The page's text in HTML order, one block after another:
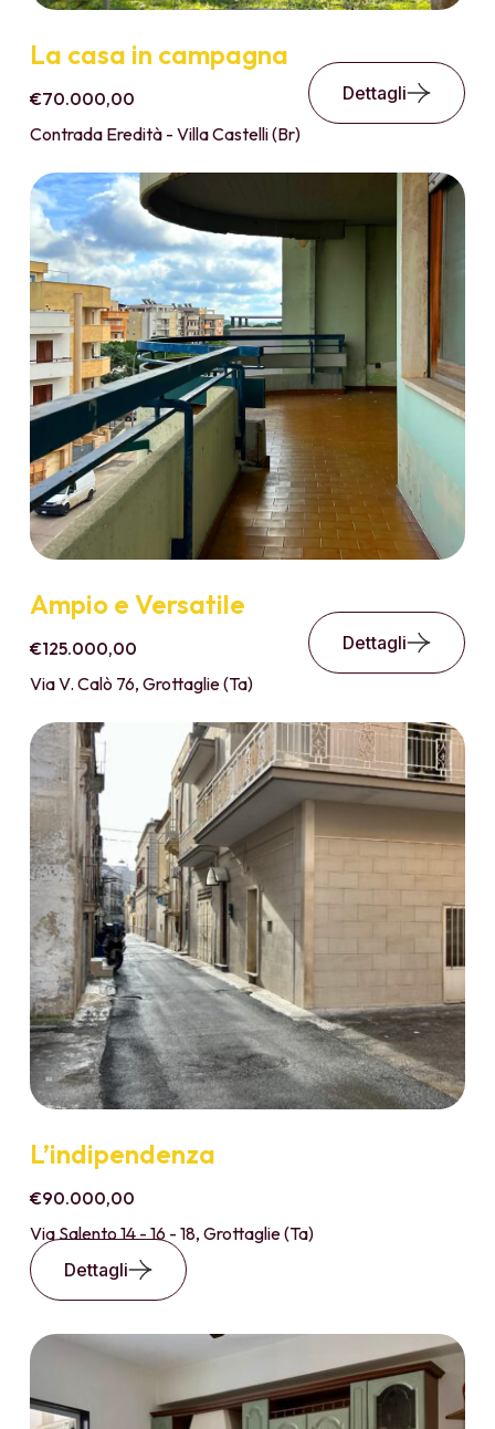
La casa in campagna
€70.000,00
Contrada Eredità - Villa Castelli (Br)
Dettagli
Ampio e Versatile
€125.000,00
Via V. Calò 76, Grottaglie (Ta)
Dettagli
L’indipendenza
€90.000,00
Via Salento 14 - 16 - 18, Grottaglie (Ta)
Dettagli